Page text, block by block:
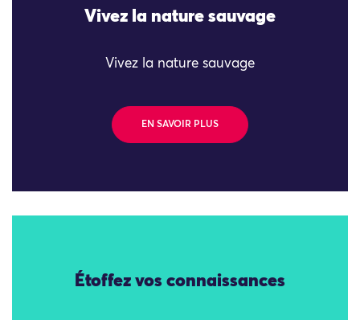
Vivez la nature sauvage
Vivez la nature sauvage
EN SAVOIR PLUS
Étoffez vos connaissances